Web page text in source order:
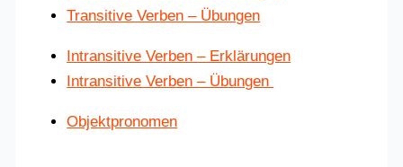
Transitive Verben – Übungen
Intransitive Verben – Erklärungen
Intransitive Verben – Übungen
Objektpronomen